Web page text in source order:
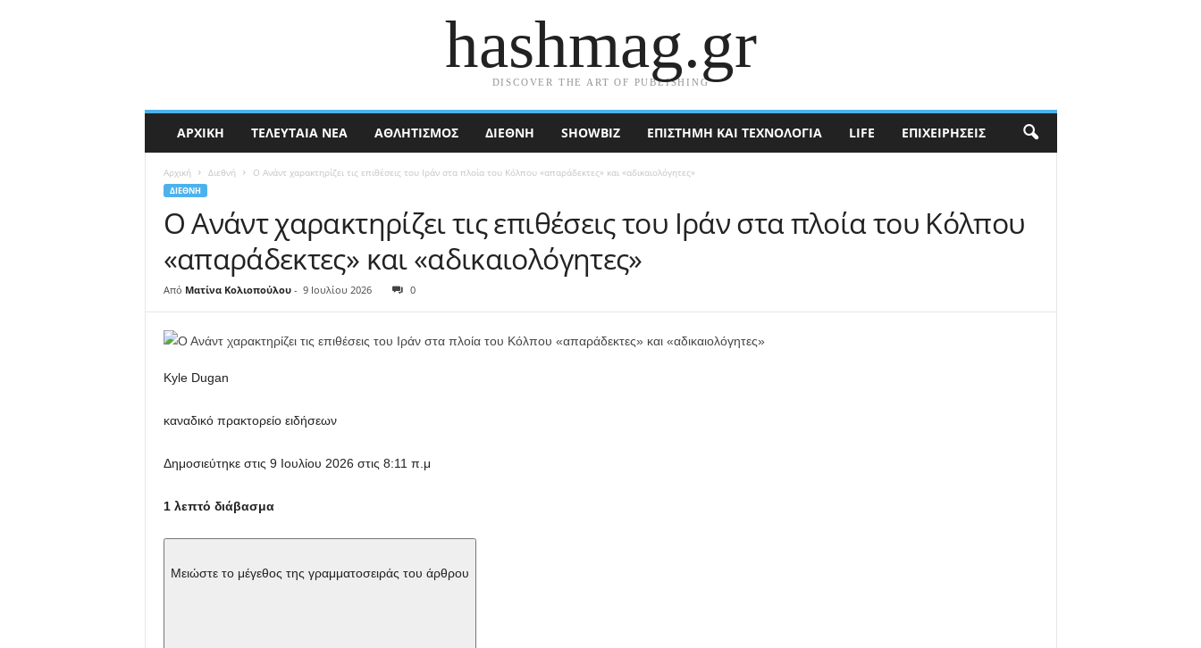
hashmag.gr
DISCOVER THE ART OF PUBLISHING
ΑΡΧΙΚΉ ΤΕΛΕΥΤΑΊΑ ΝΈΑ ΑΘΛΗΤΙΣΜΟΣ ΔΙΕΘΝΉ SHOWBIZ ΕΠΙΣΤΉΜΗ ΚΑΙ ΤΕΧΝΟΛΟΓΊΑ LIFE ΕΠΙΧΕΙΡΉΣΕΙΣ
Αρχική Διεθνή Ο Ανάντ χαρακτηρίζει τις επιθέσεις του Ιράν στα πλοία του Κόλπου «απαράδεκτες» και «αδικαιολόγητες»
ΔΙΕΘΝΉ
Ο Ανάντ χαρακτηρίζει τις επιθέσεις του Ιράν στα πλοία του Κόλπου
«απαράδεκτες» και «αδικαιολόγητες»
Από Ματίνα Κολιοπούλου - 9 Ιουλίου 2026 0
Kyle Dugan
καναδικό πρακτορείο ειδήσεων
Δημοσιεύτηκε στις 9 Ιουλίου 2026 στις 8:11 π.μ
1 λεπτό διάβασμα
Μειώστε το μέγεθος της γραμματοσειράς του άρθρου